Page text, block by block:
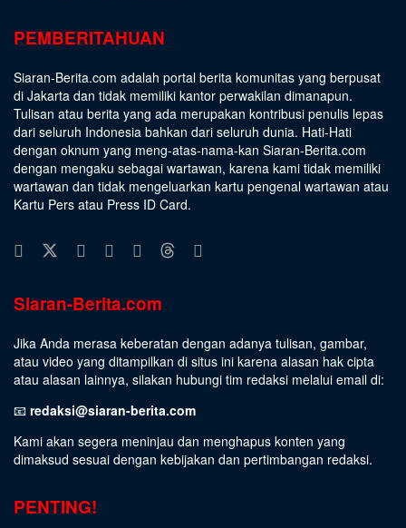
PEMBERITAHUAN
Siaran-Berita.com adalah portal berita komunitas yang berpusat
di Jakarta dan tidak memiliki kantor perwakilan dimanapun.
Tulisan atau berita yang ada merupakan kontribusi penulis lepas
dari seluruh Indonesia bahkan dari seluruh dunia. Hati-Hati
dengan oknum yang meng-atas-nama-kan Siaran-Berita.com
dengan mengaku sebagai wartawan, karena kami tidak memiliki
wartawan dan tidak mengeluarkan kartu pengenal wartawan atau
Kartu Pers atau Press ID Card.
Siaran-Berita.com
Jika Anda merasa keberatan dengan adanya tulisan, gambar,
atau video yang ditampilkan di situs ini karena alasan hak cipta
atau alasan lainnya, silakan hubungi tim redaksi melalui email di:
📧 redaksi@siaran-berita.com
Kami akan segera meninjau dan menghapus konten yang
dimaksud sesuai dengan kebijakan dan pertimbangan redaksi.
PENTING!